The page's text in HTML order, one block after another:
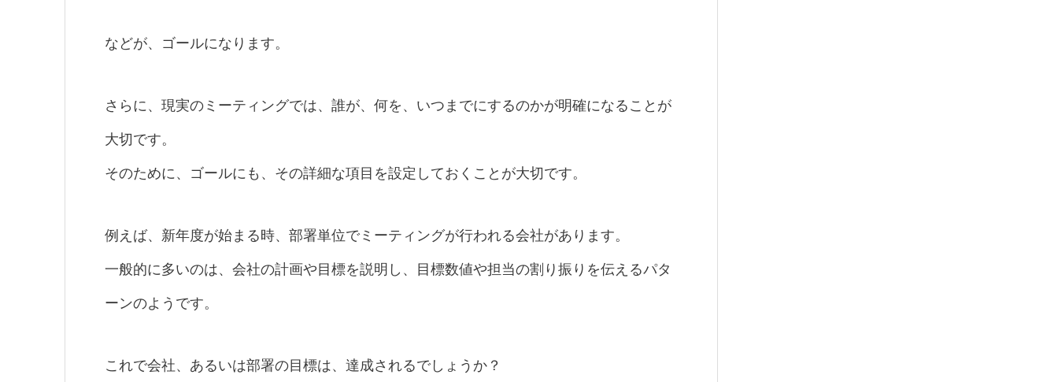
などが、ゴールになります。
さらに、現実のミーティングでは、誰が、何を、いつまでにするのかが明確になることが
大切です。
そのために、ゴールにも、その詳細な項目を設定しておくことが大切です。
例えば、新年度が始まる時、部署単位でミーティングが行われる会社があります。
一般的に多いのは、会社の計画や目標を説明し、目標数値や担当の割り振りを伝えるパタ
ーンのようです。
これで会社、あるいは部署の目標は、達成されるでしょうか？